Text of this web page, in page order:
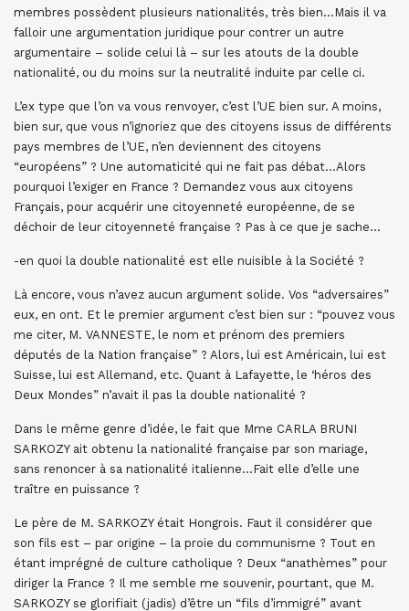
membres possèdent plusieurs nationalités, très bien…Mais il va
falloir une argumentation juridique pour contrer un autre
argumentaire – solide celui là – sur les atouts de la double
nationalité, ou du moins sur la neutralité induite par celle ci.
L’ex type que l’on va vous renvoyer, c’est l’UE bien sur. A moins,
bien sur, que vous n’ignoriez que des citoyens issus de différents
pays membres de l’UE, n’en deviennent des citoyens
“européens” ? Une automaticité qui ne fait pas débat…Alors
pourquoi l’exiger en France ? Demandez vous aux citoyens
Français, pour acquérir une citoyenneté européenne, de se
déchoir de leur citoyenneté française ? Pas à ce que je sache…
-en quoi la double nationalité est elle nuisible à la Société ?
Là encore, vous n’avez aucun argument solide. Vos “adversaires”
eux, en ont. Et le premier argument c’est bien sur : “pouvez vous
me citer, M. VANNESTE, le nom et prénom des premiers
députés de la Nation française” ? Alors, lui est Américain, lui est
Suisse, lui est Allemand, etc. Quant à Lafayette, le ‘héros des
Deux Mondes” n’avait il pas la double nationalité ?
Dans le même genre d’idée, le fait que Mme CARLA BRUNI
SARKOZY ait obtenu la nationalité française par son mariage,
sans renoncer à sa nationalité italienne…Fait elle d’elle une
traître en puissance ?
Le père de M. SARKOZY était Hongrois. Faut il considérer que
son fils est – par origine – la proie du communisme ? Tout en
étant imprégné de culture catholique ? Deux “anathèmes” pour
diriger la France ? Il me semble me souvenir, pourtant, que M.
SARKOZY se glorifiait (jadis) d’être un “fils d’immigré” avant